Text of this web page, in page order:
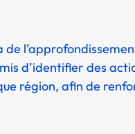
de
d’identifier des
région, afin de